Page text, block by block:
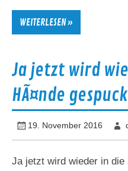
WEITERLESEN »
Ja jetzt wird
HÃ¤nde
19. November 2016
Ja jetzt wird wieder in